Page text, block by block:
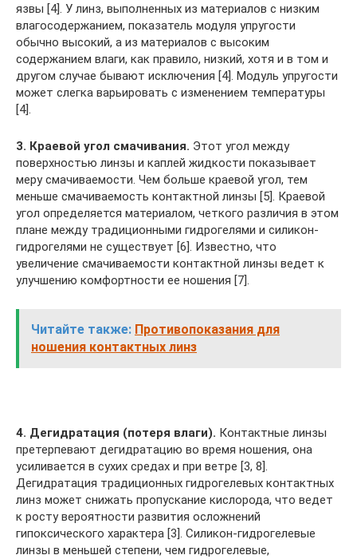
язвы [4]. У линз, выполненных из материалов с низким
влагосодержанием, показатель модуля упругости
обычно высокий, а из материалов с высоким
содержанием влаги, как правило, низкий, хотя и в том и
другом случае бывают исключения [4]. Модуль упругости
может слегка варьировать с изменением температуры
[4].
3. Краевой угол смачивания. Этот угол между
поверхностью линзы и каплей жидкости показывает
меру смачиваемости. Чем больше краевой угол, тем
меньше смачиваемость контактной линзы [5]. Краевой
угол определяется материалом, четкого различия в этом
плане между традиционными гидрогелями и силикон-
гидрогелями не существует [6]. Известно, что
увеличение смачиваемости контактной линзы ведет к
улучшению комфортности ее ношения [7].
Читайте также: Противопоказания для
ношения контактных линз
4. Дегидратация (потеря влаги). Контактные линзы
претерпевают дегидратацию во время ношения, она
усиливается в сухих средах и при ветре [3, 8].
Дегидратация традиционных гидрогелевых контактных
линз может снижать пропускание кислорода, что ведет
к росту вероятности развития осложнений
гипоксического характера [3]. Силикон-гидрогелевые
линзы в меньшей степени, чем гидрогелевые,